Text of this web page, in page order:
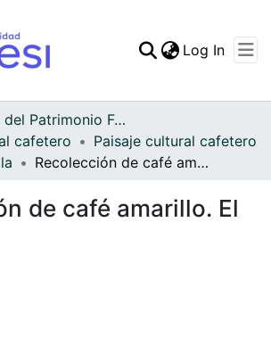
Statistics
Log In
Archivo del Patrimonio Fotográfico y Fílmico del Valle del Cauca
cafetero
Paisaje cultural cafetero
Recolección de café amarillo. El Águila
de café amarillo. El